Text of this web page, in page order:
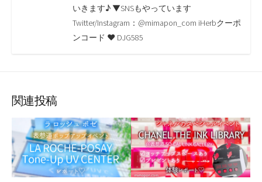
いきます♪ ▼SNSもやっています
Twitter/Instagram：@mimapon_com iHerbクーポ
ンコード ♥ DJG585
関連投稿